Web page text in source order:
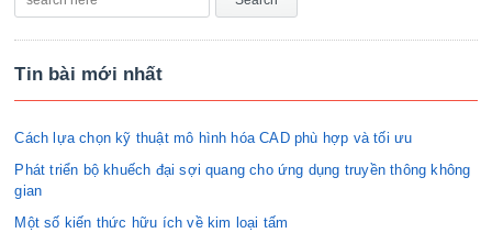
Tin bài mới nhất
Cách lựa chọn kỹ thuật mô hình hóa CAD phù hợp và tối ưu
Phát triển bộ khuếch đại sợi quang cho ứng dụng truyền thông không
gian
Một số kiến thức hữu ích về kim loại tấm